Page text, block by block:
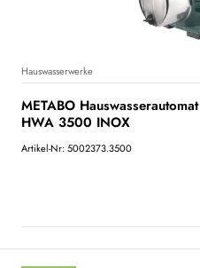
Hauswasserwerke
METABO Hauswasserautomat
HWA 3500 INOX
Artikel-Nr: 5002373.3500